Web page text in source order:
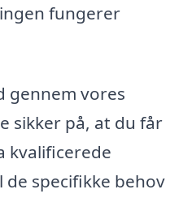
fungerer
gennem vores
sikker på, at du får
kvalificerede
specifikke behov